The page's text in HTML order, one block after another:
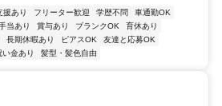
援あり フリーター歓迎 学歴不問
車通勤OK
当あり 賞与あり ブランクOK
育休あり
長期休暇あり ピアスOK
友達と応募OK
い金あり 髪型・髪色自由